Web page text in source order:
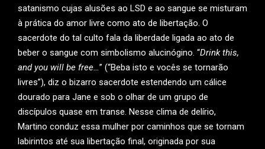
satanismo cujas alusões ao LSD e ao sangue se misturam
à prática do amor livre como ato de libertação. O
sacerdote do tal culto fala da liberdade ligada ao ato de
beber o sangue com simbolismo alucinógino. “Drink this,
and you will be free…” (“Beba isto e vocês se tornarão
livres”), diz o bizarro sacerdote estendendo um cálice
dourado para Jane e sob o olhar de um grupo de
discípulos quase em transe. Nesse clima de delírio,
Martino conduz essa mulher por caminhos que se tornam
labirintos até sua libertação final, originada por sua